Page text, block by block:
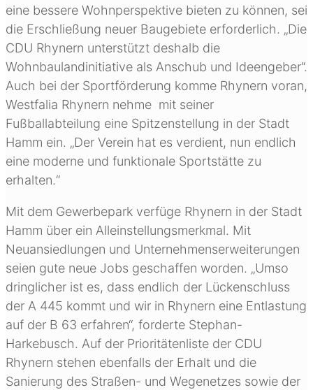
eine bessere Wohnperspektive bieten zu können, sei
die Erschließung neuer Baugebiete erforderlich. „Die
CDU Rhynern unterstützt deshalb die
Wohnbaulandinitiative als Anschub und Ideengeber“.
Auch bei der Sportförderung komme Rhynern voran,
Westfalia Rhynern nehme mit seiner
Fußballabteilung eine Spitzenstellung in der Stadt
Hamm ein. „Der Verein hat es verdient, nun endlich
eine moderne und funktionale Sportstätte zu
erhalten.“
Mit dem Gewerbepark verfüge Rhynern in der Stadt
Hamm über ein Alleinstellungsmerkmal. Mit
Neuansiedlungen und Unternehmenserweiterungen
seien gute neue Jobs geschaffen worden. „Umso
dringlicher ist es, dass endlich der Lückenschluss
der A 445 kommt und wir in Rhynern eine Entlastung
auf der B 63 erfahren“, forderte Stephan-
Harkebusch. Auf der Prioritätenliste der CDU
Rhynern stehen ebenfalls der Erhalt und die
Sanierung des Straßen- und Wegenetzes sowie der